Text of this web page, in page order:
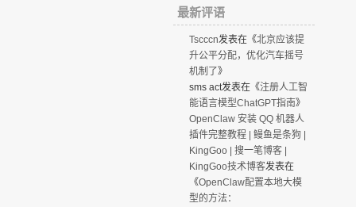
最新评语
Tscccn发表在《北京应该提
升公平分配，优化汽车摇号
机制了》
sms act发表在《注册人工智
能语言模型ChatGPT指南》
OpenClaw 安装 QQ 机器人
插件完整教程 | 鳗鱼是条狗 |
KingGoo | 搜一笔博客 |
KingGoo技术博客发表在
《OpenClaw配置本地大模
型的方法：